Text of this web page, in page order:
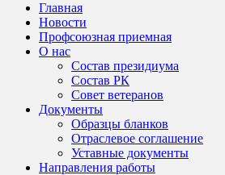
Главная
Новости
Профсоюзная приемная
О нас
Состав президиума
Состав РК
Совет ветеранов
Документы
Образцы бланков
Отраслевое соглашение
Уставные документы
Направления работы